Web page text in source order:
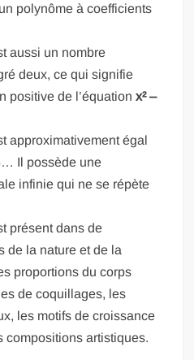
polynôme à coefficients
aussi un nombre
deux, ce qui signifie
positive de l’équationx² –
approximativement égal
Il possède une
infinie qui ne se répète
présent dans de
de la nature et de la
proportions du corps
de coquillages, les
les motifs de croissance
compositions artistiques.